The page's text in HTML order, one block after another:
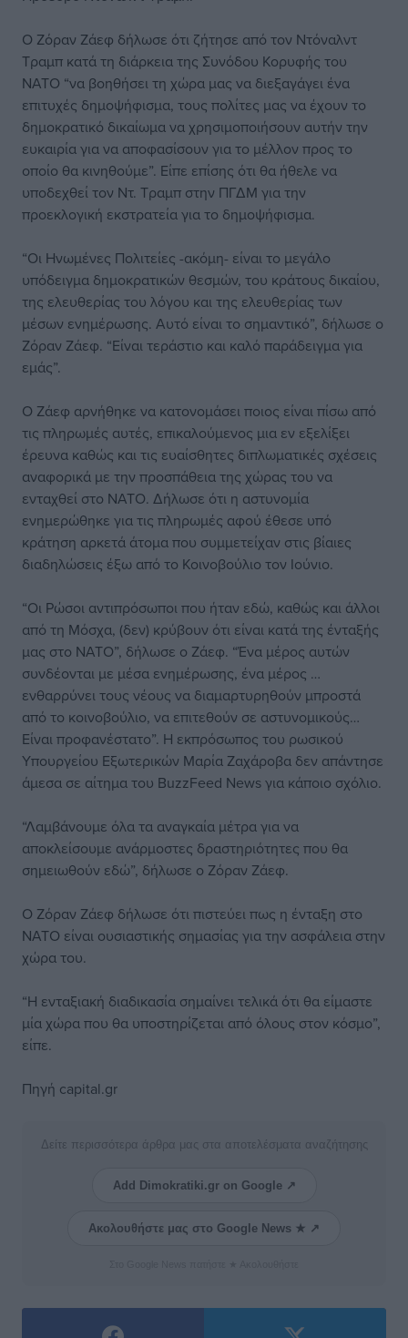
Ο Ζόραν Ζάεφ δήλωσε ότι ζήτησε από τον Ντόναλντ
Τραμπ κατά τη διάρκεια της Συνόδου Κορυφής του
ΝΑΤΟ “να βοηθήσει τη χώρα μας να διεξαγάγει ένα
επιτυχές δημοψήφισμα, τους πολίτες μας να έχουν το
δημοκρατικό δικαίωμα να χρησιμοποιήσουν αυτήν την
ευκαιρία για να αποφασίσουν για το μέλλον προς το
οποίο θα κινηθούμε”. Είπε επίσης ότι θα ήθελε να
υποδεχθεί τον Ντ. Τραμπ στην ΠΓΔΜ για την
προεκλογική εκστρατεία για το δημοψήφισμα.
“Οι Ηνωμένες Πολιτείες -ακόμη- είναι το μεγάλο
υπόδειγμα δημοκρατικών θεσμών, του κράτους δικαίου,
της ελευθερίας του λόγου και της ελευθερίας των
μέσων ενημέρωσης. Αυτό είναι το σημαντικό”, δήλωσε ο
Ζόραν Ζάεφ. “Είναι τεράστιο και καλό παράδειγμα για
εμάς”.
Ο Ζάεφ αρνήθηκε να κατονομάσει ποιος είναι πίσω από
τις πληρωμές αυτές, επικαλούμενος μια εν εξελίξει
έρευνα καθώς και τις ευαίσθητες διπλωματικές σχέσεις
αναφορικά με την προσπάθεια της χώρας του να
ενταχθεί στο ΝΑΤΟ. Δήλωσε ότι η αστυνομία
ενημερώθηκε για τις πληρωμές αφού έθεσε υπό
κράτηση αρκετά άτομα που συμμετείχαν στις βίαιες
διαδηλώσεις έξω από το Κοινοβούλιο τον Ιούνιο.
“Οι Ρώσοι αντιπρόσωποι που ήταν εδώ, καθώς και άλλοι
από τη Μόσχα, (δεν) κρύβουν ότι είναι κατά της ένταξής
μας στο ΝΑΤΟ”, δήλωσε ο Ζάεφ. “Ένα μέρος αυτών
συνδέονται με μέσα ενημέρωσης, ένα μέρος …
ενθαρρύνει τους νέους να διαμαρτυρηθούν μπροστά
από το κοινοβούλιο, να επιτεθούν σε αστυνομικούς…
Είναι προφανέστατο”. Η εκπρόσωπος του ρωσικού
Υπουργείου Εξωτερικών Μαρία Ζαχάροβα δεν απάντησε
άμεσα σε αίτημα του BuzzFeed News για κάποιο σχόλιο.
“Λαμβάνουμε όλα τα αναγκαία μέτρα για να
αποκλείσουμε ανάρμοστες δραστηριότητες που θα
σημειωθούν εδώ”, δήλωσε ο Ζόραν Ζάεφ.
Ο Ζόραν Ζάεφ δήλωσε ότι πιστεύει πως η ένταξη στο
ΝΑΤΟ είναι ουσιαστικής σημασίας για την ασφάλεια στην
χώρα του.
“Η ενταξιακή διαδικασία σημαίνει τελικά ότι θα είμαστε
μία χώρα που θα υποστηρίζεται από όλους στον κόσμο”,
είπε.
Πηγή capital.gr
Δείτε περισσότερα άρθρα μας στα αποτελέσματα αναζήτησης
Add Dimokratiki.gr on Google ↗
Ακολουθήστε μας στο Google News ★ ↗